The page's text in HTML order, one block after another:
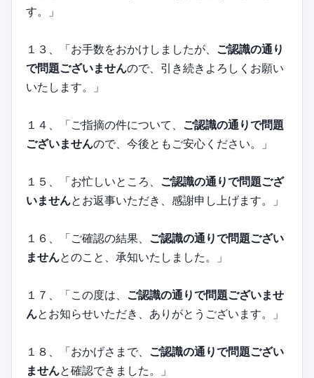
す。」
１３、「お手数をおかけしましたが、 ご認識の通り
で問題ございませんので、引き続きよろしくお願い
いたします。」
１４、「ご指摘の件について、 ご認識の通りで問題
ございませんので、今後ともご安心ください。」
１５、「お忙しいところ、 ご認識の通りで問題ござ
いませんとお返事いただき、感謝申し上げます。」
１６、「ご確認の結果、 ご認識の通りで問題ござい
ませんとのこと、承知いたしました。」
１７、「この度は、 ご認識の通りで問題ございませ
んとお知らせいただき、ありがとうございます。」
１８、「おかげさまで、 ご認識の通りで問題ござい
ませんと確認できました。」